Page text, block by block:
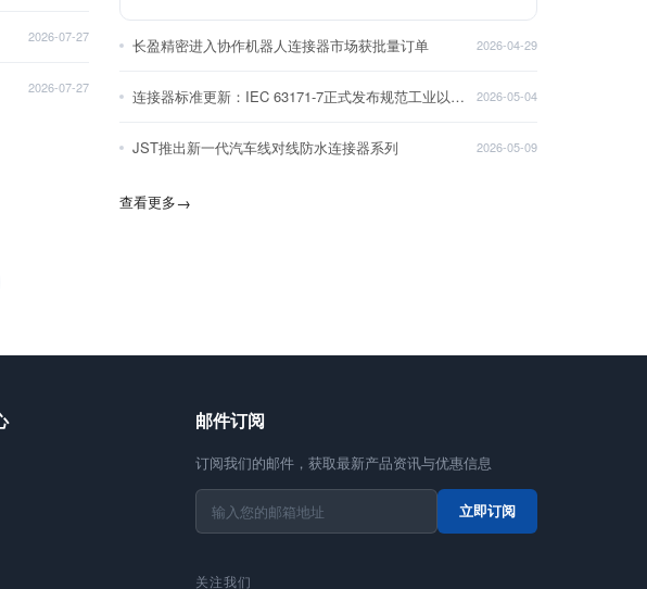
2026-07-27
2026-07-27
长盈精密进入协作机器人连接器市场获批量订单 2026-04-29
连接器标准更新：IEC 63171-7正式发布规范工业以太网接口 2026-05-04
JST推出新一代汽车线对线防水连接器系列 2026-05-09
查看更多→
邮件订阅
订阅我们的邮件，获取最新产品资讯与优惠信息
立即订阅
关注我们